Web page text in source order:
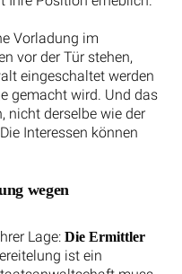
Vorladung im
vor der Tür stehen,
eingeschaltet werden
gemacht wird. Und das
nicht derselbe wie der
Interessen können
wegen
Lage: Die Ermittler
ist ein